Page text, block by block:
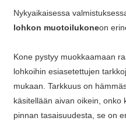
Nykyaikaisessa
lohkon muotoilukoneon
Kone pystyy muokkaamaan
lohkoihin esiasetettujen
mukaan. Tarkkuus on
käsitellään aivan oikein, onko
pinnan tasaisuudesta, se on